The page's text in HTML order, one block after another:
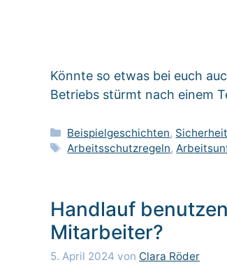
Könnte so etwas bei euch
Betriebs stürmt nach einem
Kategorien
Beispielgeschichten,
Schlagwörter
Arbeitsschutzregeln,
Handlauf
Mitarbeiter?
5. April 2024 von Clara Röder